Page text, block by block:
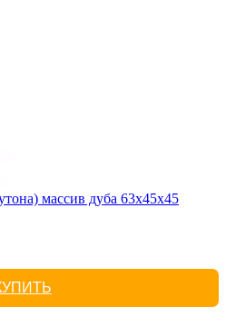
массив дуба 63х45х45